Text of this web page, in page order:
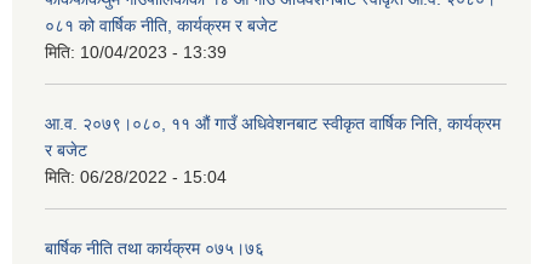
०८१ को वार्षिक नीति, कार्यक्रम र बजेट
मिति: 10/04/2023 - 13:39
आ.व. २०७९।०८०, ११ औं गाउँ अधिवेशनबाट स्वीकृत वार्षिक निति, कार्यक्रम
र बजेट
मिति: 06/28/2022 - 15:04
बार्षिक नीति तथा कार्यक्रम ०७५।७६